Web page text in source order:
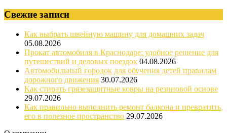
Свежие записи
Как выбрать швейную машину для домашних задач
05.08.2026
Прокат автомобиля в Краснодаре: удобное решение для
путешествий и деловых поездок 04.08.2026
Автомобильный городок для обучения детей правилам
дорожного движения 30.07.2026
Как стирать грязезащитные ковры на резиновой основе
29.07.2026
Как правильно выполнить ремонт балкона и превратить
его в полезное пространство 29.07.2026